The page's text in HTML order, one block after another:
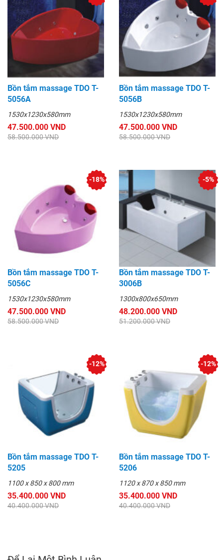
Bồn tắm massage TDO T-
5056A
1530x1230x580mm
47.500.000 VND
58.500.000 VND
Bồn tắm massage TDO T-
5056B
1530x1230x580mm
47.500.000 VND
58.500.000 VND
Bồn tắm massage TDO T-
5056C
1530x1230x580mm
47.500.000 VND
58.500.000 VND
-18%
Bồn tắm massage TDO T-
3006B
1300x800x650mm
48.200.000 VND
51.200.000 VND
-5%
Bồn tắm massage TDO T-
5205
1100 x 850 x 800 mm
35.400.000 VND
40.400.000 VND
-12%
Bồn tắm massage TDO T-
5206
1120 x 870 x 850 mm
35.400.000 VND
40.400.000 VND
-12%